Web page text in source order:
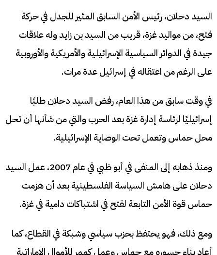
السيد دحلان، رئيس الأمن السابق المثير للجدل في حركة
فتح، من مواليد غزة، قريب من السيد بن زايد وله علاقات
جيدة في الدوائر السياسية الإسرائيلية والأمريكية والأوروبية
على الرغم من اعتقاله في إسرائيل عدة مرات.
في وقت سابق من هذا العام، رفض السيد دحلان طلبًا
إسرائيليًا لرئاسة إدارة غزة بعد الحرب والتي من شأنها أن تحل
محل حماس وتعمل تحت الوصاية الإسرائيلية.
ومنذ ذهابه إلى المنفى في أبو ظبي في عام 2007، عمل السيد
دحلان على هامش السياسة الفلسطينية بعد أن هزمت
حماس قوة الأمن التابعة لفتح في اشتباكات دامية في غزة.
ومع ذلك، فهو يحتفظ بحزب سياسي وشبكة في القطاع، كما
أعاد بناء جسوره مع حماس وعمل كممر للأموال الإماراتية